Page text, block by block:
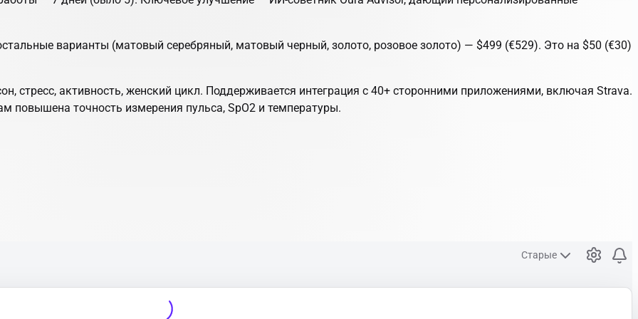
варианты (матовый серебряный, матовый черный, золото, розовое золото) — $499 (€529). Это на $50 (€30)
стресс, активность, женский цикл. Поддерживается интеграция с 40+ сторонними приложениями, включая Strava.
повышена точность измерения пульса, SpO2 и температуры.
Старые